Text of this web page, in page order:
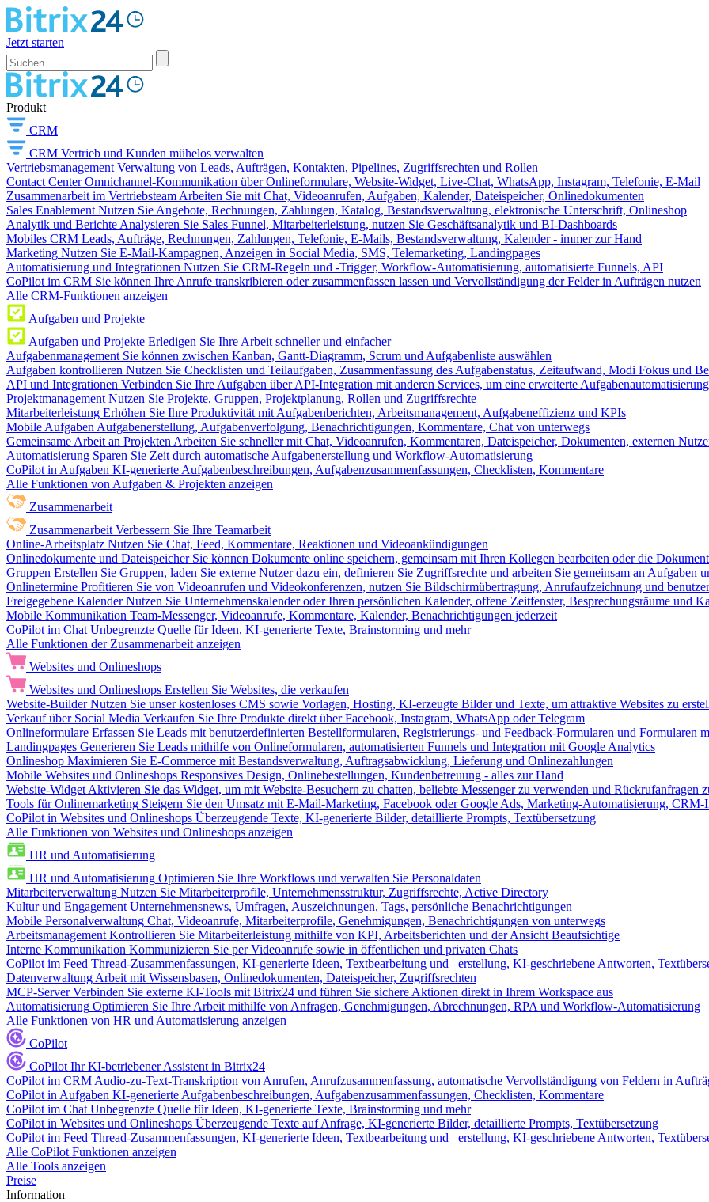
Jetzt starten
Produkt
CRM
CRM Vertrieb und Kunden mühelos verwalten
Vertriebsmanagement Verwaltung von Leads, Aufträgen, Kontakten, Pipelines, Zugriffsrechten und Rollen
Contact Center Omnichannel-Kommunikation über Onlineformulare, Website-Widget, Live-Chat, WhatsApp, Instagram, Telefonie, E-Mail
Zusammenarbeit im Vertriebsteam Arbeiten Sie mit Chat, Videoanrufen, Aufgaben, Kalender, Dateispeicher, Onlinedokumenten
Sales Enablement Nutzen Sie Angebote, Rechnungen, Zahlungen, Katalog, Bestandsverwaltung, elektronische Unterschrift, Onlineshop
Analytik und Berichte Analysieren Sie Sales Funnel, Mitarbeiterleistung, nutzen Sie Geschäftsanalytik und BI-Dashboards
Mobiles CRM Leads, Aufträge, Rechnungen, Zahlungen, Telefonie, E-Mails, Bestandsverwaltung, Kalender - immer zur Hand
Marketing Nutzen Sie E-Mail-Kampagnen, Anzeigen in Social Media, SMS, Telemarketing, Landingpages
Automatisierung und Integrationen Nutzen Sie CRM-Regeln und -Trigger, Workflow-Automatisierung, automatisierte Funnels, API
CoPilot im CRM Sie können Ihre Anrufe transkribieren oder zusammenfassen lassen und Vervollständigung der Felder in Aufträgen nutzen
Alle CRM-Funktionen anzeigen
Aufgaben und Projekte
Aufgaben und Projekte Erledigen Sie Ihre Arbeit schneller und einfacher
Aufgabenmanagement Sie können zwischen Kanban, Gantt-Diagramm, Scrum und Aufgabenliste auswählen
Aufgaben kontrollieren Nutzen Sie Checklisten und Teilaufgaben, Zusammenfassung des Aufgabenstatus, Zeitaufwand, Modi Fokus und
API und Integrationen Verbinden Sie Ihre Aufgaben über API-Integration mit anderen Services, um eine erweiterte
Projektmanagement Nutzen Sie Projekte, Gruppen, Projektplanung, Rollen und Zugriffsrechte
Mitarbeiterleistung Erhöhen Sie Ihre Produktivität mit Aufgabenberichten, Arbeitsmanagement, Aufgabeneffizienz und KPIs
Mobile Aufgaben Aufgabenerstellung, Aufgabenverfolgung, Benachrichtigungen, Kommentare, Chat von unterwegs
Gemeinsame Arbeit an Projekten Arbeiten Sie schneller mit Chat, Videoanrufen, Kommentaren, Dateispeicher, Dokumenten, externen
Automatisierung Sparen Sie Zeit durch automatische Aufgabenerstellung und Workflow-Automatisierung
CoPilot in Aufgaben KI-generierte Aufgabenbeschreibungen, Aufgabenzusammenfassungen, Checklisten, Kommentare
Alle Funktionen von Aufgaben & Projekten anzeigen
Zusammenarbeit
Zusammenarbeit Verbessern Sie Ihre Teamarbeit
Online-Arbeitsplatz Nutzen Sie Chat, Feed, Kommentare, Reaktionen und Videoankündigungen
Onlinedokumente und Dateispeicher Sie können Dokumente online speichern, gemeinsam mit Ihren Kollegen bearbeiten oder die
Gruppen Erstellen Sie Gruppen, laden Sie externe Nutzer dazu ein, definieren Sie Zugriffsrechte und arbeiten Sie gemeinsam an Aufgaben
Onlinetermine Profitieren Sie von Videoanrufen und Videokonferenzen, nutzen Sie Bildschirmübertragung, Anrufaufzeichnung und
Freigegebene Kalender Nutzen Sie Unternehmenskalender oder Ihren persönlichen Kalender, offene Zeitfenster, Besprechungsräume und
Mobile Kommunikation Team-Messenger, Videoanrufe, Kommentare, Kalender, Benachrichtigungen jederzeit
CoPilot im Chat Unbegrenzte Quelle für Ideen, KI-generierte Texte, Brainstorming und mehr
Alle Funktionen der Zusammenarbeit anzeigen
Websites und Onlineshops
Websites und Onlineshops Erstellen Sie Websites, die verkaufen
Website-Builder Nutzen Sie unser kostenloses CMS sowie Vorlagen, Hosting, KI-erzeugte Bilder und Texte, um attraktive Websites zu
Verkauf über Social Media Verkaufen Sie Ihre Produkte direkt über Facebook, Instagram, WhatsApp oder Telegram
Onlineformulare Erfassen Sie Leads mit benutzerdefinierten Bestellformularen, Registrierungs- und Feedback-Formularen und Formularen
Landingpages Generieren Sie Leads mithilfe von Onlineformularen, automatisierten Funnels und Integration mit Google Analytics
Onlineshop Maximieren Sie E-Commerce mit Bestandsverwaltung, Auftragsabwicklung, Lieferung und Onlinezahlungen
Mobile Websites und Onlineshops Responsives Design, Onlinebestellungen, Kundenbetreuung - alles zur Hand
Website-Widget Aktivieren Sie das Widget, um mit Website-Besuchern zu chatten, beliebte Messenger zu verwenden und Rückrufanfragen
Tools für Onlinemarketing Steigern Sie den Umsatz mit E-Mail-Marketing, Facebook oder Google Ads, Marketing-Automatisierung, CRM-
CoPilot in Websites und Onlineshops Überzeugende Texte, KI-generierte Bilder, detaillierte Prompts, Textübersetzung
Alle Funktionen von Websites und Onlineshops anzeigen
HR und Automatisierung
HR und Automatisierung Optimieren Sie Ihre Workflows und verwalten Sie Personaldaten
Mitarbeiterverwaltung Nutzen Sie Mitarbeiterprofile, Unternehmensstruktur, Zugriffsrechte, Active Directory
Kultur und Engagement Unternehmensnews, Umfragen, Auszeichnungen, Tags, persönliche Benachrichtigungen
Mobile Personalverwaltung Chat, Videoanrufe, Mitarbeiterprofile, Genehmigungen, Benachrichtigungen von unterwegs
Arbeitsmanagement Kontrollieren Sie Mitarbeiterleistung mithilfe von KPI, Arbeitsberichten und der Ansicht Beaufsichtige
Interne Kommunikation Kommunizieren Sie per Videoanrufe sowie in öffentlichen und privaten Chats
CoPilot im Feed Thread-Zusammenfassungen, KI-generierte Ideen, Textbearbeitung und –erstellung, KI-geschriebene Antworten,
Datenverwaltung Arbeit mit Wissensbasen, Onlinedokumenten, Dateispeicher, Zugriffsrechten
MCP-Server Verbinden Sie externe KI-Tools mit Bitrix24 und führen Sie sichere Aktionen direkt in Ihrem Workspace aus
Automatisierung Optimieren Sie Ihre Arbeit mithilfe von Anfragen, Genehmigungen, Abrechnungen, RPA und Workflow-Automatisierung
Alle Funktionen von HR und Automatisierung anzeigen
CoPilot
CoPilot Ihr KI-betriebener Assistent in Bitrix24
CoPilot im CRM Audio-zu-Text-Transkription von Anrufen, Anrufzusammenfassung, automatische Vervollständigung von Feldern in
CoPilot in Aufgaben KI-generierte Aufgabenbeschreibungen, Aufgabenzusammenfassungen, Checklisten, Kommentare
CoPilot im Chat Unbegrenzte Quelle für Ideen, KI-generierte Texte, Brainstorming und mehr
CoPilot in Websites und Onlineshops Überzeugende Texte auf Anfrage, KI-generierte Bilder, detaillierte Prompts, Textübersetzung
CoPilot im Feed Thread-Zusammenfassungen, KI-generierte Ideen, Textbearbeitung und –erstellung, KI-geschriebene Antworten,
Alle CoPilot Funktionen anzeigen
Alle Tools anzeigen
Preise
Information